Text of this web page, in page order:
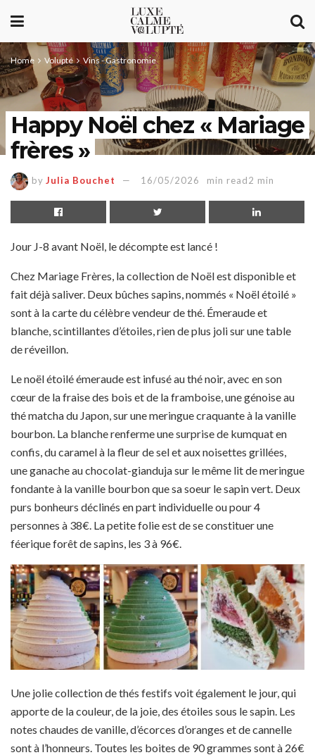
Home Volupté Vins - Gastronomie
Happy Noël chez « Mariage
frères »
by Julia Bouchet 16/05/2026 min read2 min
Jour J-8 avant Noël, le décompte est lancé !
Chez Mariage Frères, la collection de Noël est disponible et
fait déjà saliver. Deux bûches sapins, nommés « Noël étoilé »
sont à la carte du célèbre vendeur de thé. Émeraude et
blanche, scintillantes d’étoiles, rien de plus joli sur une table
de réveillon.
Le noël étoilé émeraude est infusé au thé noir, avec en son
cœur de la fraise des bois et de la framboise, une génoise au
thé matcha du Japon, sur une meringue craquante à la vanille
bourbon. La blanche renferme une surprise de kumquat en
confis, du caramel à la fleur de sel et aux noisettes grillées,
une ganache au chocolat-gianduja sur le même lit de meringue
fondante à la vanille bourbon que sa soeur le sapin vert. Deux
purs bonheurs déclinés en part individuelle ou pour 4
personnes à 38€. La petite folie est de se constituer une
féerique forêt de sapins, les 3 à 96€.
Une jolie collection de thés festifs voit également le jour, qui
apporte de la couleur, de la joie, des étoiles sous le sapin. Les
notes chaudes de vanille, d’écorces d’oranges et de cannelle
sont à l’honneurs. Toutes les boites de 90 grammes sont à 26€